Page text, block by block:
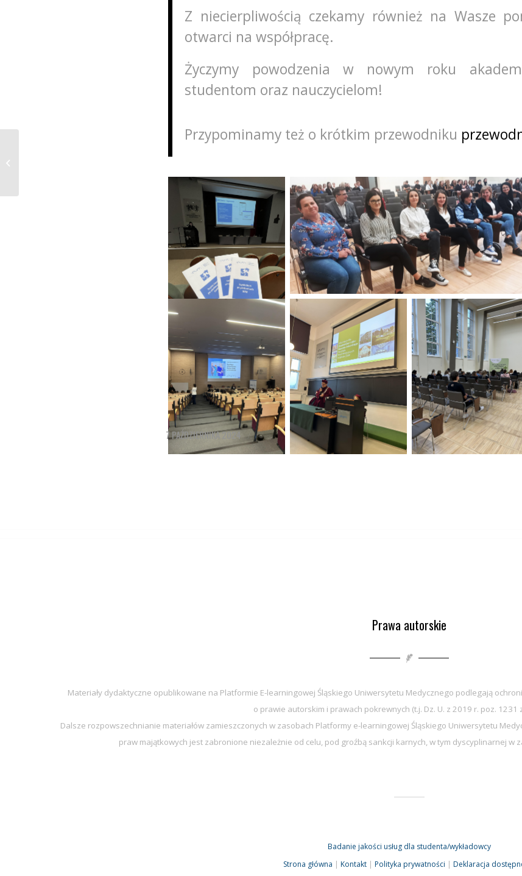
Z niecierpliwością czekamy również na Wasze
otwarci na współpracę.
Życzymy powodzenia w nowym roku
studentom oraz nauczycielom!
Przypominamy też o krótkim przewodniku
7 PAŹDZIERNIKA 2024 /
Prawa autorskie
Materiały dydaktyczne opublikowane na Platformie E-learningowej Śląskiego Uniwersytetu Medycznego podlegają
o prawie autorskim i prawach pokrewnych (t.j. Dz. U. z 2019 r. poz. 1231
Dalsze rozpowszechnianie materiałów zamieszczonych w zasobach Platformy e-learningowej Śląskiego Uniwersytetu
praw majątkowych jest zabronione niezależnie od celu, pod groźbą sankcji karnych, w tym dyscyplinarnej w
Badanie jakości usług dla studenta/wykładowcy
Strona główna |Kontakt |Polityka prywatności |Deklaracja